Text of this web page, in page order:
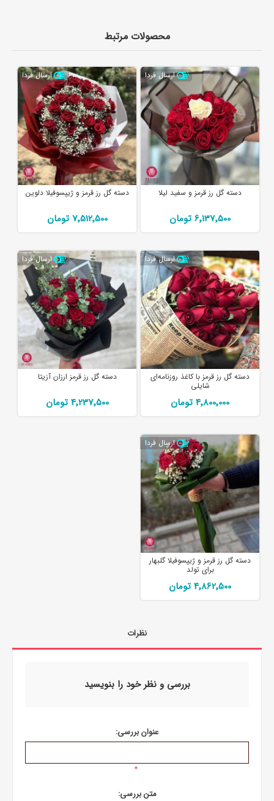
محصولات مرتبط
ارسال فردا
دسته گل رز قرمز و سفید لیلا
6٬137٬500 تومان
ارسال فردا
دسته گل رز قرمز و ژیپسوفیلا دلوین
7٬512٬500 تومان
ارسال فردا
دسته گل رز قرمز با کاغذ روزنامه‌ای
شایلی
4٬800٬000 تومان
ارسال فردا
دسته گل رز قرمز ارزان آزیتا
4٬237٬500 تومان
ارسال فردا
دسته گل رز قرمز و ژیپسوفیلا گلبهار
برای تولد
4٬862٬500 تومان
نظرات
بررسی و نظر خود را بنویسید
عنوان بررسی:
*
متن بررسی: